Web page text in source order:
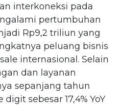
interkoneksi pada
pertumbuhan
Rp9,2 triliun yang
peluang bisnis
internasional. Selain
dan layanan
sepanjang tahun
sebesar 17,4% YoY